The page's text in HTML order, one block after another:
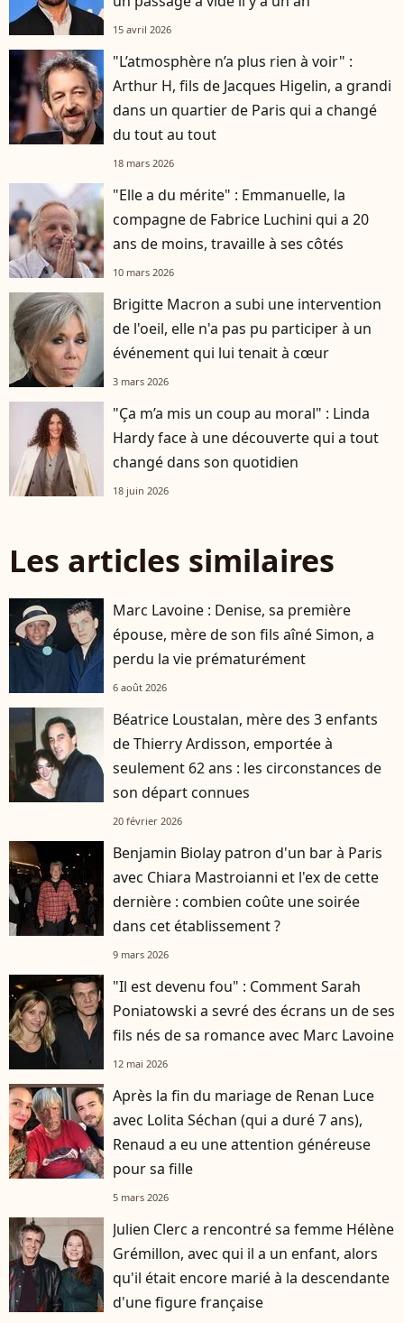
15 avril 2026
"L’atmosphère n’a plus rien à voir" :
Arthur H, fils de Jacques Higelin, a grandi
dans un quartier de Paris qui a changé
du tout au tout
18 mars 2026
"Elle a du mérite" : Emmanuelle, la
compagne de Fabrice Luchini qui a 20
ans de moins, travaille à ses côtés
10 mars 2026
Brigitte Macron a subi une intervention
de l'oeil, elle n'a pas pu participer à un
événement qui lui tenait à cœur
3 mars 2026
"Ça m’a mis un coup au moral" : Linda
Hardy face à une découverte qui a tout
changé dans son quotidien
18 juin 2026
Les articles similaires
Marc Lavoine : Denise, sa première
épouse, mère de son fils aîné Simon, a
perdu la vie prématurément
6 août 2026
Béatrice Loustalan, mère des 3 enfants
de Thierry Ardisson, emportée à
seulement 62 ans : les circonstances de
son départ connues
20 février 2026
Benjamin Biolay patron d'un bar à Paris
avec Chiara Mastroianni et l'ex de cette
dernière : combien coûte une soirée
dans cet établissement ?
9 mars 2026
"Il est devenu fou" : Comment Sarah
Poniatowski a sevré des écrans un de ses
fils nés de sa romance avec Marc Lavoine
12 mai 2026
Après la fin du mariage de Renan Luce
avec Lolita Séchan (qui a duré 7 ans),
Renaud a eu une attention généreuse
pour sa fille
5 mars 2026
Julien Clerc a rencontré sa femme Hélène
Grémillon, avec qui il a un enfant, alors
qu'il était encore marié à la descendante
d'une figure française